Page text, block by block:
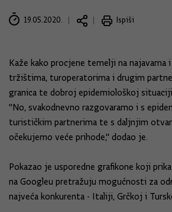
19.05.2020. Ispiši
Kaže kako procjene temelji na najavama
tržištima, turoperatorima i drugim
granica te dobroj epidemiološkoj
"No, svakodnevno razgovaramo i s
turističkim partnerima te s daljnjim
očekujemo veće prihode," dodao je.
Pokazao je usporedne grafikone koji
na Googleu pretražuju mogućnosti za
najveća konkurenta - Italiji, Grčkoj i